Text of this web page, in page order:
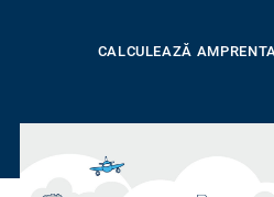
CALCULEAZĂ